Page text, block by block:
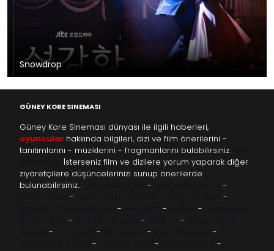
Snowdrop
GÜNEY KORE SINEMASI
Güney Kore Sineması dünyası ile ilgili haberleri,
oyuncular hakkında bilgileri, dizi ve film önerilerini -
tanıtımlarını - müziklerini - fragmanlarını bulabilirsiniz.
İsterseniz film ve dizilere yorum yaparak diğer
ziyaretçilere düşüncelerinizi sunup önerilerde
bulunabilirsiniz…
-
-
-
-
- - -
- - -
- - -
-
- - -